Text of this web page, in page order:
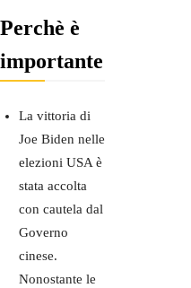
Perchè è
importante
La vittoria di
Joe Biden nelle
elezioni USA è
stata accolta
con cautela dal
Governo
cinese.
Nonostante le